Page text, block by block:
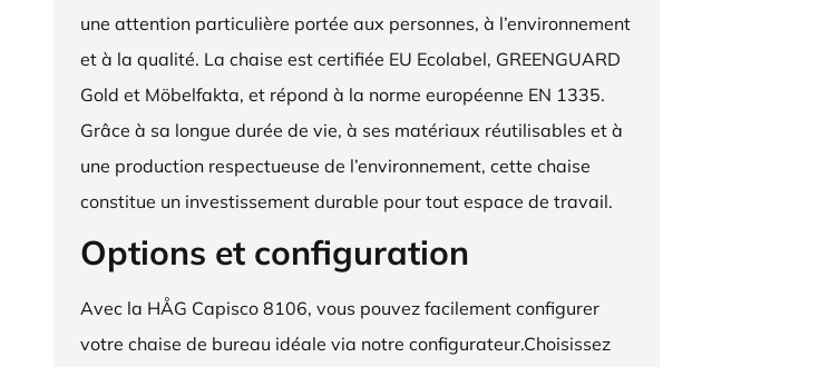
une attention particulière portée aux personnes, à l’environnement
et à la qualité. La chaise est certifiée EU Ecolabel, GREENGUARD
Gold et Möbelfakta, et répond à la norme européenne EN 1335.
Grâce à sa longue durée de vie, à ses matériaux réutilisables et à
une production respectueuse de l’environnement, cette chaise
constitue un investissement durable pour tout espace de travail.
Options et configuration
Avec la HÅG Capisco 8106, vous pouvez facilement configurer
votre chaise de bureau idéale via notre configurateur.Choisissez